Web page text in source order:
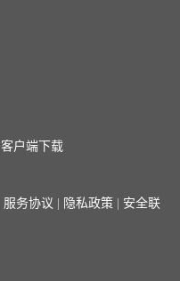
客户端下载
服务协议 | 隐私政策 | 安全联